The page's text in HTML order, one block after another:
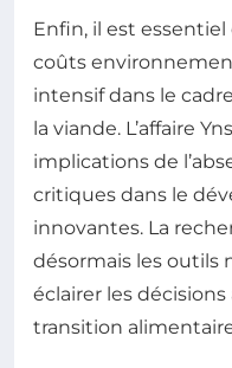
Enfin, il est
coûts
intensif dans le
la viande. L’affaire
implications de
critiques dans le
innovantes. La
désormais les outils
éclairer les
transition